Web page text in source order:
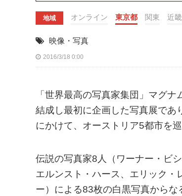
地域 オンライン 東京都 関東 近畿
映像・写真
2016/3/18 0:00
「世界最高の写真家集団」マグ
結成し最初に企画した写真展であ
にかけて、オーストリア5都市を巡
伝説の写真家8人（ワーナー・ビ
エルンスト・ハース、エリック・
ー）による83枚の白黒写真からな